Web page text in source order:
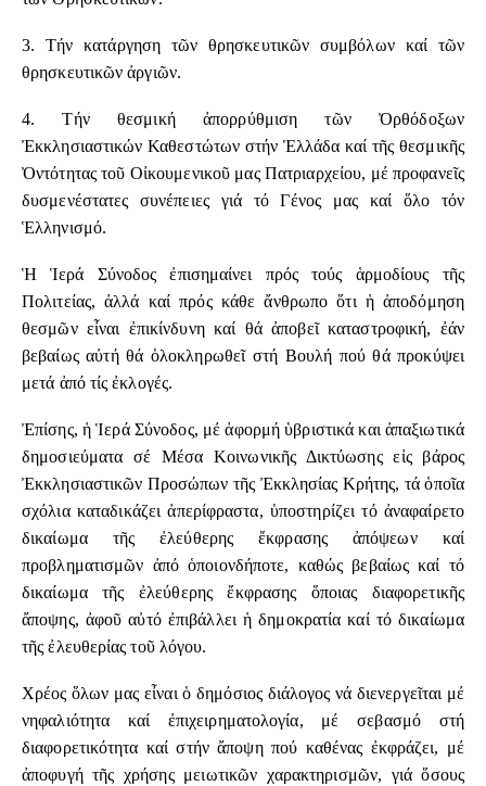
3. Τήν κατάργηση τῶν θρησκευτικῶν συμβόλων καί τῶν
θρησκευτικῶν ἀργιῶν.
4. Τήν θεσμική ἀπορρύθμιση τῶν Ὀρθόδοξων
Ἐκκλησιαστικών Καθεστώτων στήν Ἑλλάδα καί τῆς θεσμικῆς
Ὀντότητας τοῦ Οἰκουμενικοῦ μας Πατριαρχείου, μέ προφανεῖς
δυσμενέστατες συνέπειες γιά τό Γένος μας καί ὅλο τόν
Ἑλληνισμό.
Ἡ Ἱερά Σύνοδος ἐπισημαίνει πρός τούς ἁρμοδίους τῆς
Πολιτείας, ἀλλά καί πρός κάθε ἄνθρωπο ὅτι ἡ ἀποδόμηση
θεσμῶν εἶναι ἐπικίνδυνη καί θά ἀποβεῖ καταστροφική, ἐάν
βεβαίως αὐτή θά ὁλοκληρωθεῖ στή Βουλή πού θά προκύψει
μετά ἀπό τίς ἐκλογές.
Ἐπίσης, ἡ Ἱερά Σύνοδος, μέ ἀφορμή ὑβριστικά και ἀπαξιωτικά
δημοσιεύματα σέ Μέσα Κοινωνικῆς Δικτύωσης εἰς βάρος
Ἐκκλησιαστικῶν Προσώπων τῆς Ἐκκλησίας Κρήτης, τά ὁποῖα
σχόλια καταδικάζει ἀπερίφραστα, ὑποστηρίζει τό ἀναφαίρετο
δικαίωμα τῆς ἐλεύθερης ἔκφρασης ἀπόψεων καί
προβληματισμῶν ἀπό ὁποιονδήποτε, καθώς βεβαίως καί τό
δικαίωμα τῆς ἐλεύθερης ἔκφρασης ὅποιας διαφορετικῆς
ἄποψης, ἀφοῦ αὐτό ἐπιβάλλει ἡ δημοκρατία καί τό δικαίωμα
τῆς ἐλευθερίας τοῦ λόγου.
Χρέος ὅλων μας εἶναι ὁ δημόσιος διάλογος νά διενεργεῖται μέ
νηφαλιότητα καί ἐπιχειρηματολογία, μέ σεβασμό στή
διαφορετικότητα καί στήν ἄποψη πού καθένας ἐκφράζει, μέ
ἀποφυγή τῆς χρήσης μειωτικῶν χαρακτηρισμῶν, γιά ὅσους